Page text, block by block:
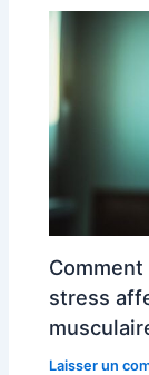
stress
Laisser un